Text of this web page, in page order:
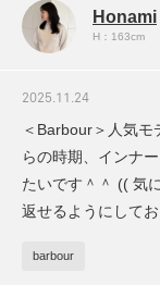
Honami
H：163cm
2025.11.24
＜Barbour＞人気
らの時期、インナ
たいです＾＾ (( 気
返せるようにして
barbour